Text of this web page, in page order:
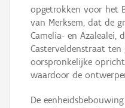
opgetrokken voor het
van Merksem, dat de
Camelia- en Azalealei,
Casterveldenstraat ten
oorspronkelijke
waardoor de
De